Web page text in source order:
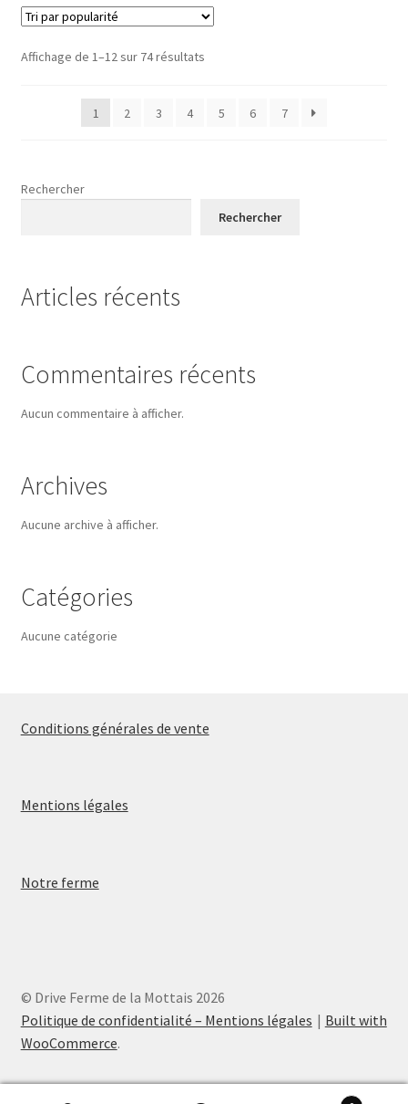
Affichage de 1–12 sur 74 résultats
1 2 3 4 5 6 7
Rechercher
Rechercher
Articles récents
Commentaires récents
Aucun commentaire à afficher.
Archives
Aucune archive à afficher.
Catégories
Aucune catégorie
Conditions générales de vente
Mentions légales
Notre ferme
© Drive Ferme de la Mottais 2026
Politique de confidentialité – Mentions légales
Built with
WooCommerce.